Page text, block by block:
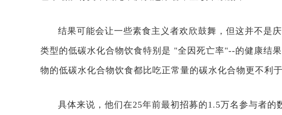
结果可能会让一些素食主义者欢欣鼓舞，但这并不是
类型的低碳水化合物饮食特别是 "全因死亡率"--的健康结
物的低碳水化合物饮食都比吃正常量的碳水化合物更不利于
具体来说，他们在25年前最初招募的1.5万名参与者的